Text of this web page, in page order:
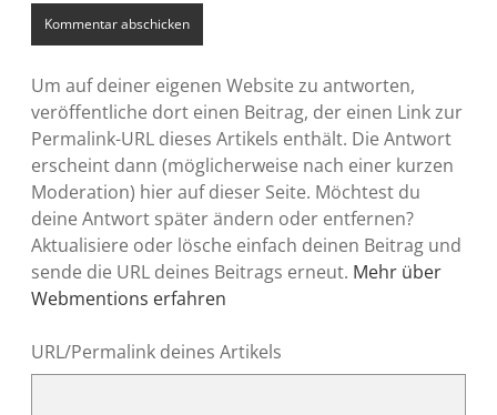
Um auf deiner eigenen Website zu antworten,
veröffentliche dort einen Beitrag, der einen Link zur
Permalink-URL dieses Artikels enthält. Die Antwort
erscheint dann (möglicherweise nach einer kurzen
Moderation) hier auf dieser Seite. Möchtest du
deine Antwort später ändern oder entfernen?
Aktualisiere oder lösche einfach deinen Beitrag und
sende die URL deines Beitrags erneut. Mehr über
Webmentions erfahren
URL/Permalink deines Artikels